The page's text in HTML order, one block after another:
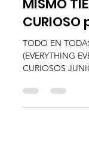
TODO EN
MISMO
CURIOSO
TODO EN
CURIOSOS
TODAS